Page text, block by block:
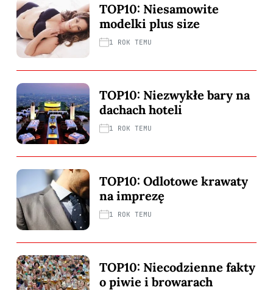
TOP10: Niesamowite
modelki plus size
1 ROK TEMU
TOP10: Niezwykłe bary na
dachach hoteli
1 ROK TEMU
TOP10: Odlotowe krawaty
na imprezę
1 ROK TEMU
TOP10: Niecodzienne fakty
o piwie i browarach